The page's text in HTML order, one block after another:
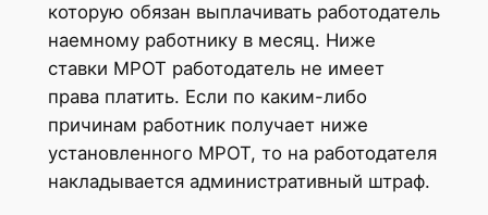
которую обязан выплачивать работодатель
наемному работнику в месяц. Ниже
ставки МРОТ работодатель не имеет
права платить. Если по каким-либо
причинам работник получает ниже
установленного МРОТ, то на работодателя
накладывается административный штраф.